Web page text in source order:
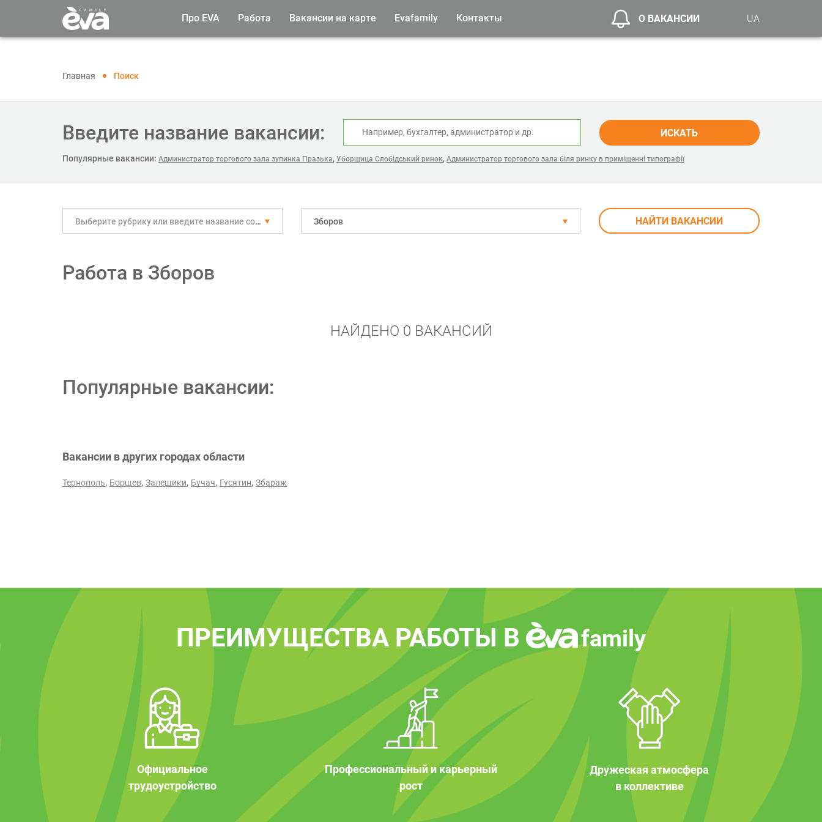
Про EVA Работа Вакансии на карте Evafamily Контакты О ВАКАНСИИ UA
Главная Поиск
Введите название вакансии: ИСКАТЬ
Популярные вакансии: Администратор торгового зала зупинка Празька, Уборщица Слобідський ринок, Администратор торгового зала біля ринку в приміщенні типографії
Выберите рубрику или введите название собственноручно Зборов НАЙТИ ВАКАНСИИ
Работа в Зборов
НАЙДЕНО 0 ВАКАНСИЙ
Популярные вакансии:
Вакансии в других городах области
Тернополь, Борщев, Залещики, Бучач, Гусятин, Збараж
ПРЕИМУЩЕСТВА РАБОТЫ В family
Официальное
трудоустройство
Профессиональный и карьерный
рост
Дружеская атмосфера
в коллективе